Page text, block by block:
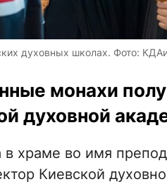
духовных школах. Фото:
монахи
духовной
в храме во имя
Киевской